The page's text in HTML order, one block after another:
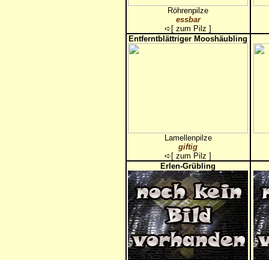
Röhrenpilze
essbar
➪[ zum Pilz ]
Entferntblättriger Mooshäubling
Lamellenpilze
giftig
➪[ zum Pilz ]
Erlen-Grübling